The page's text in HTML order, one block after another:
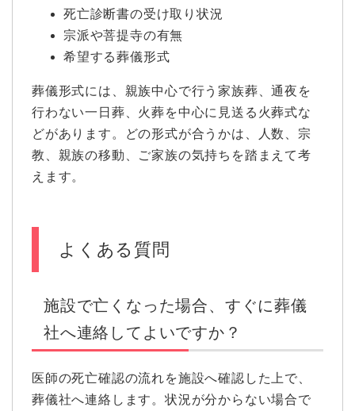
死亡診断書の受け取り状況
宗派や菩提寺の有無
希望する葬儀形式
葬儀形式には、親族中心で行う家族葬、通夜を
行わない一日葬、火葬を中心に見送る火葬式な
どがあります。どの形式が合うかは、人数、宗
教、親族の移動、ご家族の気持ちを踏まえて考
えます。
よくある質問
施設で亡くなった場合、すぐに葬儀
社へ連絡してよいですか？
医師の死亡確認の流れを施設へ確認した上で、
葬儀社へ連絡します。状況が分からない場合で